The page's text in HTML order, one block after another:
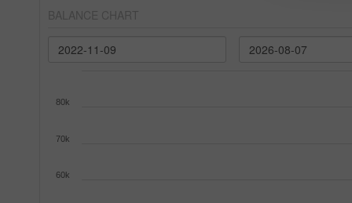
60k
70k
80k